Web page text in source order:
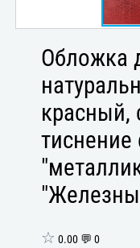
Обложка
красный,
тиснение
☆ 0.00 💬 0